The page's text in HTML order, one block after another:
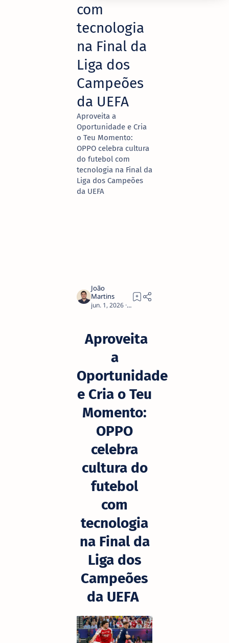
com
tecnologia
na Final da
Liga dos
Campeões
da UEFA
Aproveita a
Oportunidade e Cria
o Teu Momento:
OPPO celebra cultura
do futebol com
tecnologia na Final da
Liga dos Campeões
da UEFA
5
Aproveita
a
Oportunidade
e Cria o Teu
Momento:
OPPO
celebra
cultura do
futebol
com
tecnologia
na Final da
Liga dos
Campeões
da UEFA